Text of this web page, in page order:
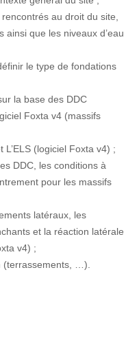
au droit du site,
ainsi que les niveaux d’eau
le type de fondations
la base des DDC
Foxta v4 (massifs
L’ELS (logiciel Foxta v4) ;
DDC, les conditions à
pour les massifs
latéraux, les
et la réaction latérale
v4) ;
(terrassements, …).